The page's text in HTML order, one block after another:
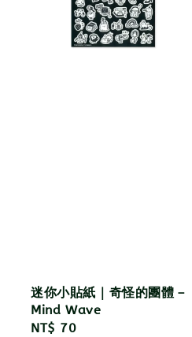
迷你小貼紙｜奇怪的團體－
Mind Wave
Regular
NT$ 70